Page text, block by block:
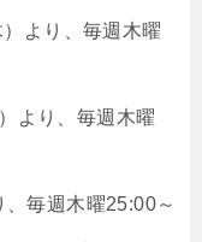
より、毎週木曜
より、毎週木曜
毎週木曜25:00～